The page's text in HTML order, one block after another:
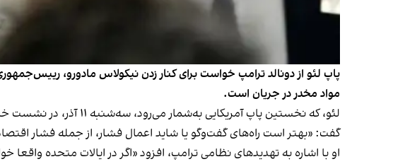
پاپ لئو از دونالد ترامپ خواست برای کنار زدن نیکولاس مادورو،
مواد مخدر در جریان است.
لئو، که نخستین پاپ
گفت: «بهتر است راه‌های گفت‌وگو یا شاید اعمال فشار، از جمله فشار
او با اشاره به تهدیدهای نظامی ترامپ، افزود «اگر در ایالات متحده